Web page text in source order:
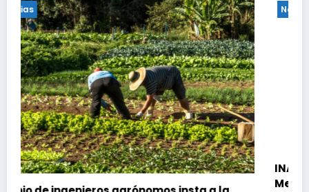
Noticias
INAMEH presentó las Condiciones
Meteorológicas para las próximas 24